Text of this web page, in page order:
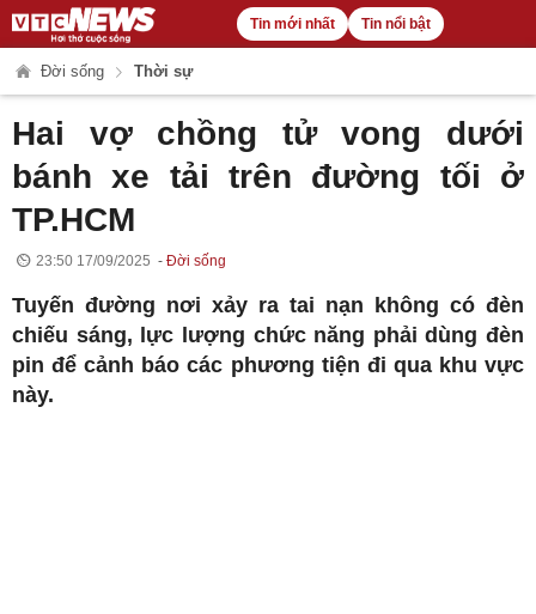
Tin mới nhất Tin nổi bật
Đời sống Thời sự
Hai vợ chồng tử vong dưới
bánh xe tải trên đường tối ở
TP.HCM
23:50 17/09/2025 Đời sống
Tuyến đường nơi xảy ra tai nạn không có đèn
chiếu sáng, lực lượng chức năng phải dùng đèn
pin để cảnh báo các phương tiện đi qua khu vực
này.